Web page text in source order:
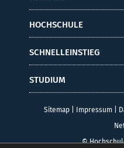
HOCHSCHULE
SCHNELLEINSTIEG
STUDIUM
Sitemap| Impressum|
©